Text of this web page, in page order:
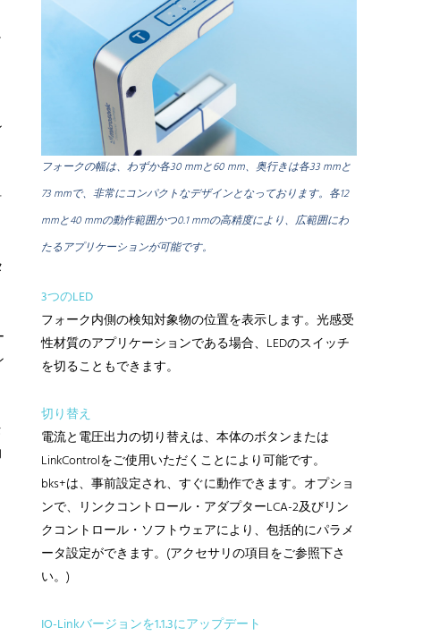
フォークの幅は、わずか各30 mmと60 mm、奥行きは各33 mmと
73 mmで、非常にコンパクトなデザインとなっております。各12
mmと40 mmの動作範囲かつ0.1 mmの高精度により、広範囲にわ
たるアプリケーションが可能です。
3つのLED
フォーク内側の検知対象物の位置を表示します。光感受
性材質のアプリケーションである場合、LEDのスイッチ
を切ることもできます。
切り替え
電流と電圧出力の切り替えは、本体のボタンまたは
LinkControlをご使用いただくことにより可能です。
bks+は、事前設定され、すぐに動作できます。オプショ
ンで、リンクコントロール・アダプターLCA-2及びリン
クコントロール・ソフトウェアにより、包括的にパラメ
ータ設定ができます。(アクセサリの項目をご参照下さ
い。)
IO-Linkバージョンを1.1.3にアップデート